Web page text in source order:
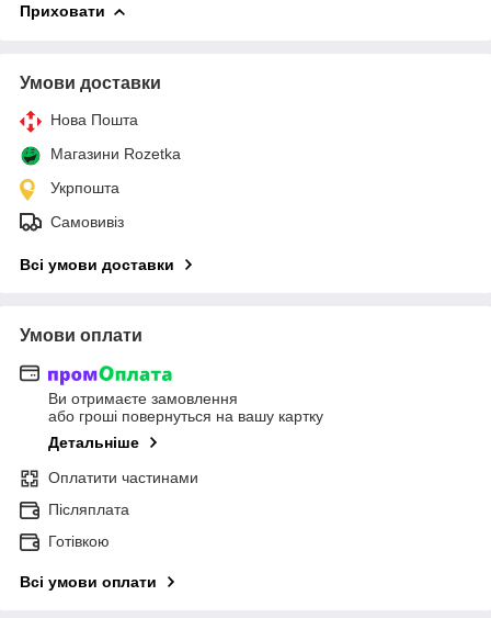
Приховати
Умови доставки
Нова Пошта
Магазини Rozetka
Укрпошта
Самовивіз
Всі умови доставки
Умови оплати
Ви отримаєте замовлення
або гроші повернуться на вашу картку
Детальніше
Оплатити частинами
Післяплата
Готівкою
Всі умови оплати